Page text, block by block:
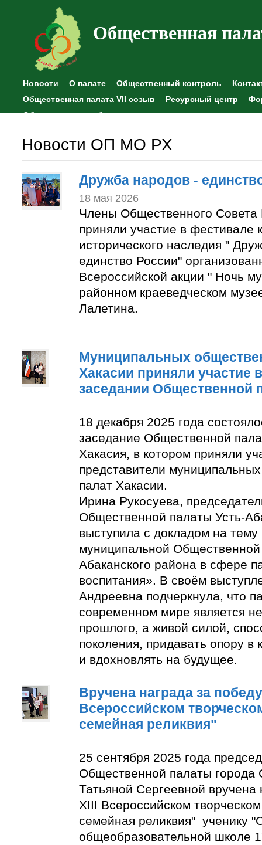
Общественная
Новости О палате Общественный контроль
Общественная палата VII созыв
Ресурсный центр
Общественные наблюдения
Новости ОП МО РХ
Дружба народов -
18 мая 2026
Члены Общественного Совета
приняли участие в фестивале
исторического наследия "
единство России"
Всероссийской акции " Ночь
районном краеведческом
Лалетина.
Муниципальных
Хакасии приняли участие
заседании Общественной
18 декабря 2025 года
заседание Общественной
Хакасия, в котором приняли
представители
палат Хакасии.
Ирина Рукосуева,
Общественной палаты Усть-
выступила с докладом на
муниципальной
Абаканского района в сфере
воспитания». В своём
Андреевна подчеркнула, что
современном мире является
прошлого, а живой силой,
поколения, придавать опору в
и вдохновлять на будущее.
Вручена награда за
Всероссийском
семейная реликвия"
25 сентября 2025 года
Общественной палаты города
Татьяной Сергеевной вручена
XIII Всероссийском
семейная реликвия" ученику
общеобразовательной школе